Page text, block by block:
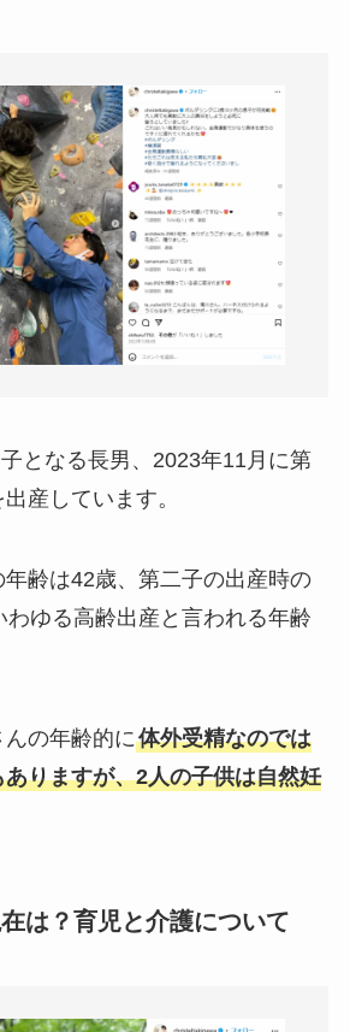
となる長男、2023年11月に第
産しています。
齢は42歳、第二子の出産時の
わゆる高齢出産と言われる年齢
の年齢的に体外受精なのでは
りますが、2人の子供は自然妊
は？育児と介護について